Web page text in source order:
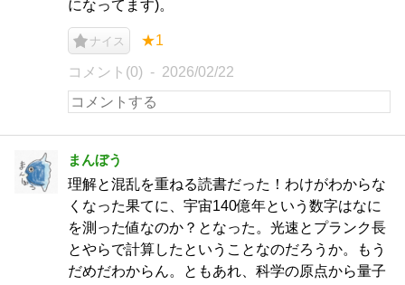
になってます)。
ナイス ★1
コメント(0) 2026/02/22
まんぼう
理解と混乱を重ねる読書だった！わけがわからな
くなった果てに、宇宙140億年という数字はなに
を測った値なのか？となった。光速とプランク長
とやらで計算したということなのだろうか。もう
だめだわからん。ともあれ、科学の原点から量子